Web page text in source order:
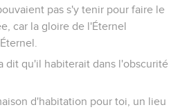
pas s'y tenir pour faire le
car la gloire de l'Éternel
dit qu'il habiterait dans l'obscurité
d'habitation pour toi, un lieu